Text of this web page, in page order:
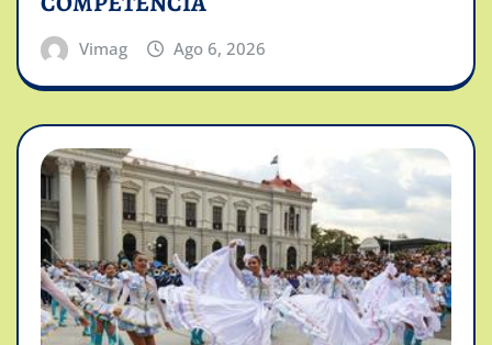
Vimag Ago 6, 2026